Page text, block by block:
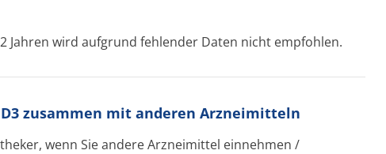
Jahren wird aufgrund fehlender Daten nicht empfohlen.
D3 zusammen mit anderen Arzneimitteln
wenn Sie andere Arzneimittel einnehmen /